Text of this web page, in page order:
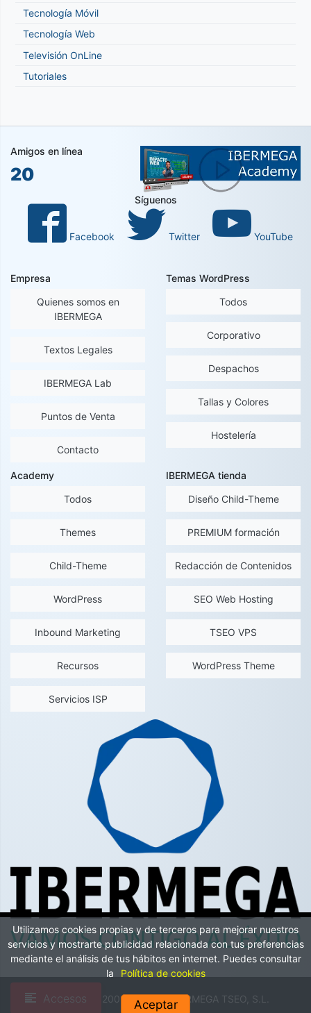
Accesos
Tecnología Móvil
Tecnología Web
Televisión OnLine
Tutoriales
Amigos en línea
20
Síguenos
Facebook Twitter YouTube
Empresa
Quienes somos en
IBERMEGA
Textos Legales
IBERMEGA Lab
Puntos de Venta
Contacto
Temas WordPress
Todos
Corporativo
Despachos
Tallas y Colores
Hostelería
Academy
Todos
Themes
Child-Theme
WordPress
Inbound Marketing
Recursos
Servicios ISP
IBERMEGA tienda
Diseño Child-Theme
PREMIUM formación
Redacción de Contenidos
SEO Web Hosting
TSEO VPS
WordPress Theme
Copyright © 2002-2026 by IBERMEGA TSEO, S.L.
Utilizamos cookies propias y de terceros para mejorar nuestros
servicios y mostrarte publicidad relacionada con tus preferencias
mediante el análisis de tus hábitos en internet. Puedes consultar
la
Política de cookies
Aceptar